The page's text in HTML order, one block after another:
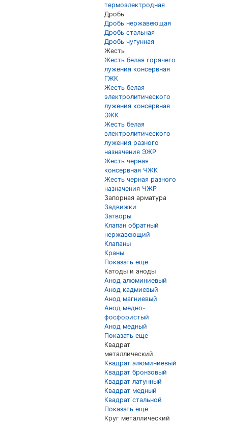
термоэлектродная
Дробь
Дробь нержавеющая
Дробь стальная
Дробь чугунная
Жесть
Жесть белая горячего
лужения консервная
ГЖК
Жесть белая
электролитического
лужения консервная
ЭЖК
Жесть белая
электролитического
лужения разного
назначения ЭЖР
Жесть черная
консервная ЧЖК
Жесть черная разного
назначения ЧЖР
Запорная арматура
Задвижки
Затворы
Клапан обратный
нержавеющий
Клапаны
Краны
Показать еще
Катоды и аноды
Анод алюминиевый
Анод кадмиевый
Анод магниевый
Анод медно-
фосфористый
Анод медный
Показать еще
Квадрат
металлический
Квадрат алюминиевый
Квадрат бронзовый
Квадрат латунный
Квадрат медный
Квадрат стальной
Показать еще
Круг металлический